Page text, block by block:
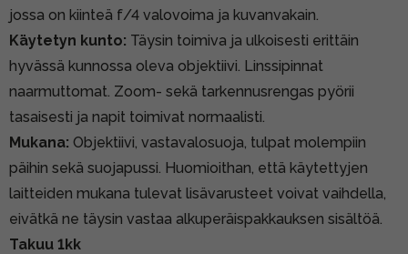
jossa on kiinteä f/4 valovoima ja kuvanvakain.
Käytetyn kunto: Täysin toimiva ja ulkoisesti erittäin
hyvässä kunnossa oleva objektiivi. Linssipinnat
naarmuttomat. Zoom- sekä tarkennusrengas pyörii
tasaisesti ja napit toimivat normaalisti.
Mukana: Objektiivi, vastavalosuoja, tulpat molempiin
päihin sekä suojapussi. Huomioithan, että käytettyjen
laitteiden mukana tulevat lisävarusteet voivat vaihdella,
eivätkä ne täysin vastaa alkuperäispakkauksen sisältöä.
Takuu 1kk